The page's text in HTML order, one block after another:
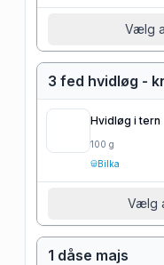
Vælg
3 fed hvidløg -
Hvidløg i tern
100 g
Bilka
Vælg
1 dåse majs